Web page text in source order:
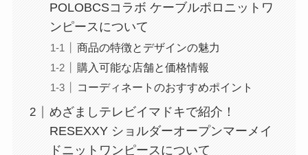
POLOBCSコラボ ケーブルポロニットワ
ンピースについて
商品の特徴とデザインの魅力
購入可能な店舗と価格情報
コーディネートのおすすめポイント
めざましテレビイマドキで紹介！
RESEXXY ショルダーオープンマーメイ
ドニットワンピースについて